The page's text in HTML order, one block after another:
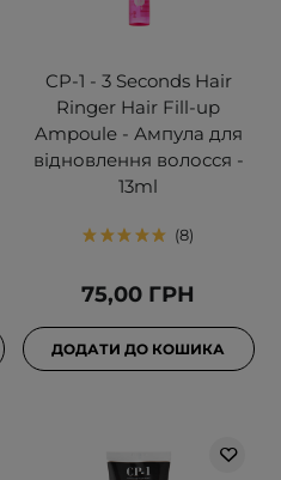
CP-1 - 3 Seconds Hair
Ringer Hair Fill-up
Ampoule - Ампула для
відновлення волосся -
13ml
8
75,00 ГРН
ДОДАТИ ДО КОШИКА